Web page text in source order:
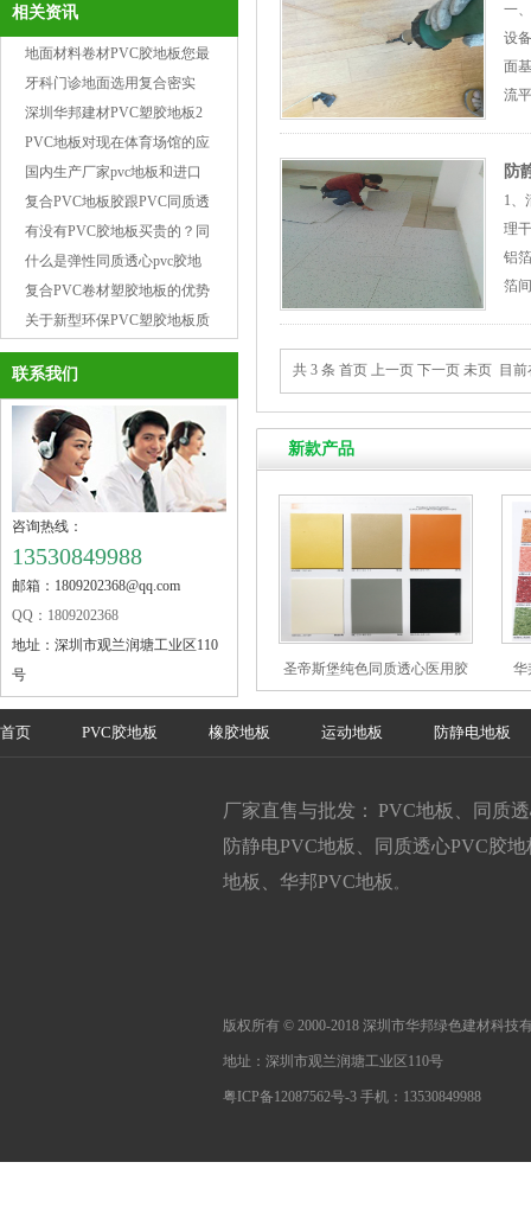
相关资讯
地面材料卷材PVC胶地板您最
送心的是哪些
牙科门诊地面选用复合密实
（发泡）底PVC卷材胶地板
深圳华邦建材PVC塑胶地板2
月19正月初八开工啦
PVC地板对现在体育场馆的应
用起到了关键作用
国内生产厂家pvc地板和进口
pvc地板的比效
复合PVC地板胶跟PVC同质透
心弹性地板胶区别在哪里
有没有PVC胶地板买贵的？同
样是胶地板价格差距这么大，
看完你就知道，为什么花这钱
值得
什么是弹性同质透心pvc胶地
板，质量好坏如何鉴别
复合PVC卷材塑胶地板的优势
分析
关于新型环保PVC塑胶地板质
量标准及会出现的问题有哪
些？
联系我们
咨询热线：
13530849988
邮箱：1809202368@qq.com
QQ：1809202368
地址： 深圳市观兰润塘工业区110
号
一
设
面
流
匀
面
㎜
就
防
1、
理
铝
箔
置
共 3 条 首页 上一页 下一页 未页 目
新款产品
圣帝斯堡纯色同质透心医用胶
华
首页 PVC胶地板 橡胶地板 运动地板 防静电地板
厂家直售与批发： PVC地板、同质
防静电PVC地板、同质透心PVC胶
地板、华邦PVC地板 。
版权所有 © 2000-2018 深圳市华邦绿色建材科技
地址：深圳市观兰润塘工业区110号
粤ICP备12087562号-3 手机：13530849988